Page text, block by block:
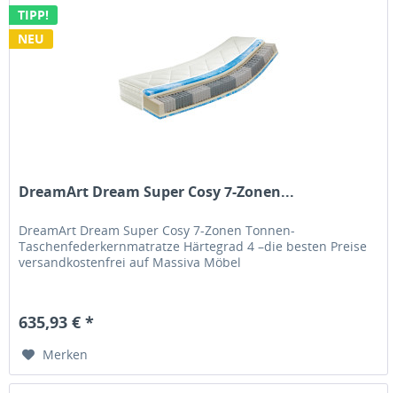
TIPP!
NEU
DreamArt Dream Super Cosy 7-Zonen...
DreamArt Dream Super Cosy 7-Zonen Tonnen-
Taschenfederkernmatratze Härtegrad 4 –die besten Preise
versandkostenfrei auf Massiva Möbel
635,93 € *
Merken